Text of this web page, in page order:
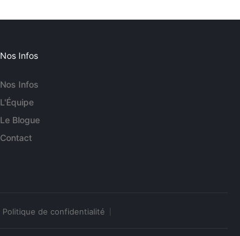
Nos Infos
Nos Infos
L'Équipe
Le Blogue
Contact
Politique de confidentialité